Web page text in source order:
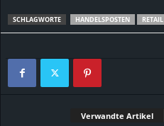
SCHLAGWORTE HANDELSPOSTEN RETAIL
Verwandte Artikel